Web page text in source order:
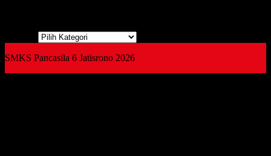
SMKS Pancasila 6 Jatisrono 2026